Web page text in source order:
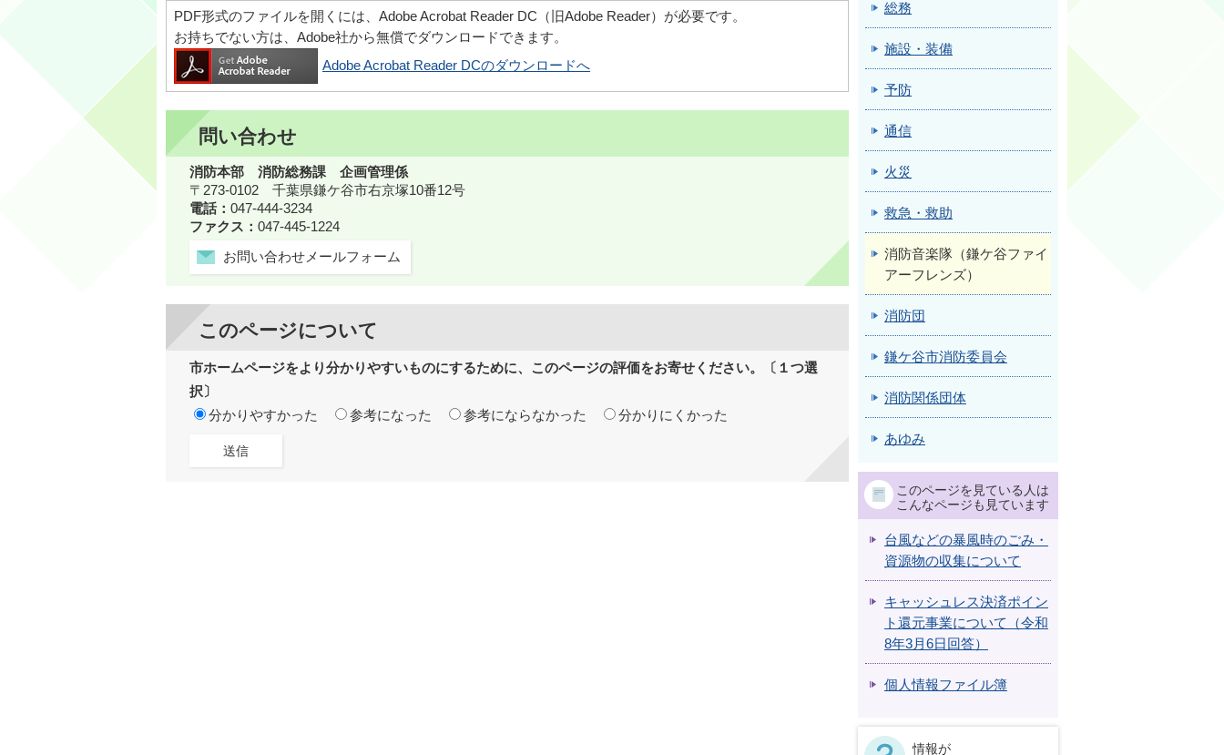
PDF形式のファイルを開くには、Adobe Acrobat Reader DC（旧Adobe Reader）が必要です。
お持ちでない方は、Adobe社から無償でダウンロードできます。
Adobe Acrobat Reader DCのダウンロードへ
問い合わせ
消防本部 消防総務課 企画管理係
〒273-0102 千葉県鎌ケ谷市右京塚10番12号
電話： 047-444-3234
ファクス： 047-445-1224
お問い合わせメールフォーム
このページについて
市ホームページをより分かりやすいものにするために、このページの評価をお寄せください。〔１つ選
択〕
分かりやすかった
参考になった 参考にならなかった 分かりにくかった
総務
施設・装備
予防
通信
火災
救急・救助
消防音楽隊（鎌ケ谷ファイ
アーフレンズ）
消防団
鎌ケ谷市消防委員会
消防関係団体
あゆみ
このページを見ている人は
こんなページも見ています
台風などの暴風時のごみ・
資源物の収集について
キャッシュレス決済ポイン
ト還元事業について（令和
8年3月6日回答）
個人情報ファイル簿
情報が